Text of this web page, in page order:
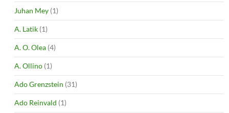
Juhan Mey (1)
A. Latik (1)
A. O. Olea (4)
A. Ollino (1)
Ado Grenzstein (31)
Ado Reinvald (1)